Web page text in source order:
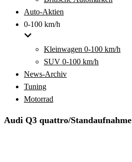
Auto-Aktien
0-100 km/h
Kleinwagen 0-100 km/h
SUV 0-100 km/h
News-Archiv
Tuning
Motorrad
Audi Q3 quattro/Standaufnahme